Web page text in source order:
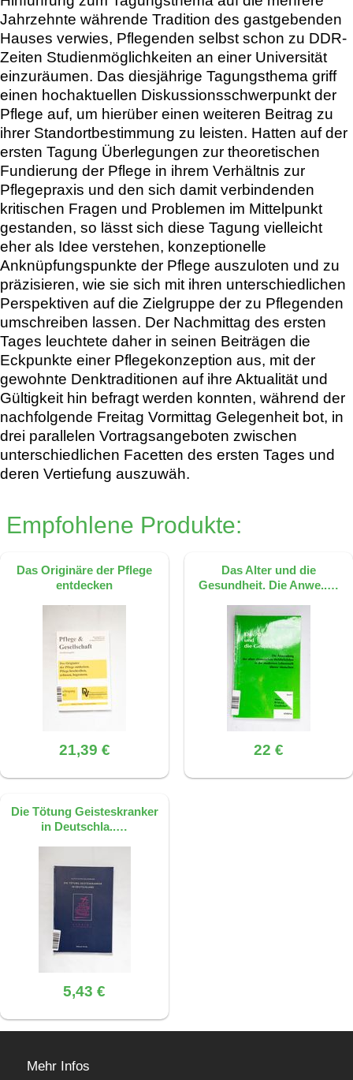
Jahrzehnte währende Tradition des gastgebenden
Hauses verwies, Pflegenden selbst schon zu DDR-
Zeiten Studienmöglichkeiten an einer Universität
einzuräumen. Das diesjährige Tagungsthema griff
einen hochaktuellen Diskussionsschwerpunkt der
Pflege auf, um hierüber einen weiteren Beitrag zu
ihrer Standortbestimmung zu leisten. Hatten auf der
ersten Tagung Überlegungen zur theoretischen
Fundierung der Pflege in ihrem Verhältnis zur
Pflegepraxis und den sich damit verbindenden
kritischen Fragen und Problemen im Mittelpunkt
gestanden, so lässt sich diese Tagung vielleicht
eher als Idee verstehen, konzeptionelle
Anknüpfungspunkte der Pflege auszuloten und zu
präzisieren, wie sie sich mit ihren unterschiedlichen
Perspektiven auf die Zielgruppe der zu Pflegenden
umschreiben lassen. Der Nachmittag des ersten
Tages leuchtete daher in seinen Beiträgen die
Eckpunkte einer Pflegekonzeption aus, mit der
gewohnte Denktraditionen auf ihre Aktualität und
Gültigkeit hin befragt werden konnten, während der
nachfolgende Freitag Vormittag Gelegenheit bot, in
drei parallelen Vortragsangeboten zwischen
unterschiedlichen Facetten des ersten Tages und
deren Vertiefung auszuwäh.
Empfohlene Produkte:
Das Originäre der Pflege
entdecken
21,39 €
Das Alter und die
Gesundheit. Die Anwe..…
22 €
Die Tötung Geisteskranker
in Deutschla..…
5,43 €
Mehr Infos